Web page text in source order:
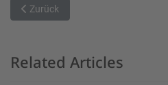
Vorheriger Beitrag: Baunacher
Zurück
Related Articles